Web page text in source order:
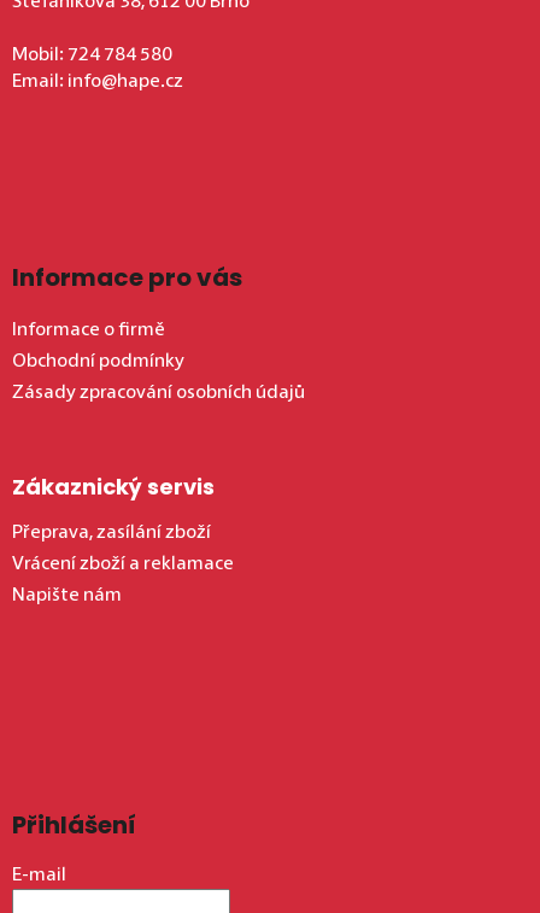
Mobil: 724 784 580
Email: info@hape.cz
Informace pro vás
Informace o firmě
Obchodní podmínky
Zásady zpracování osobních údajů
Zákaznický servis
Přeprava, zasílání zboží
Vrácení zboží a reklamace
Napište nám
Přihlášení
E-mail